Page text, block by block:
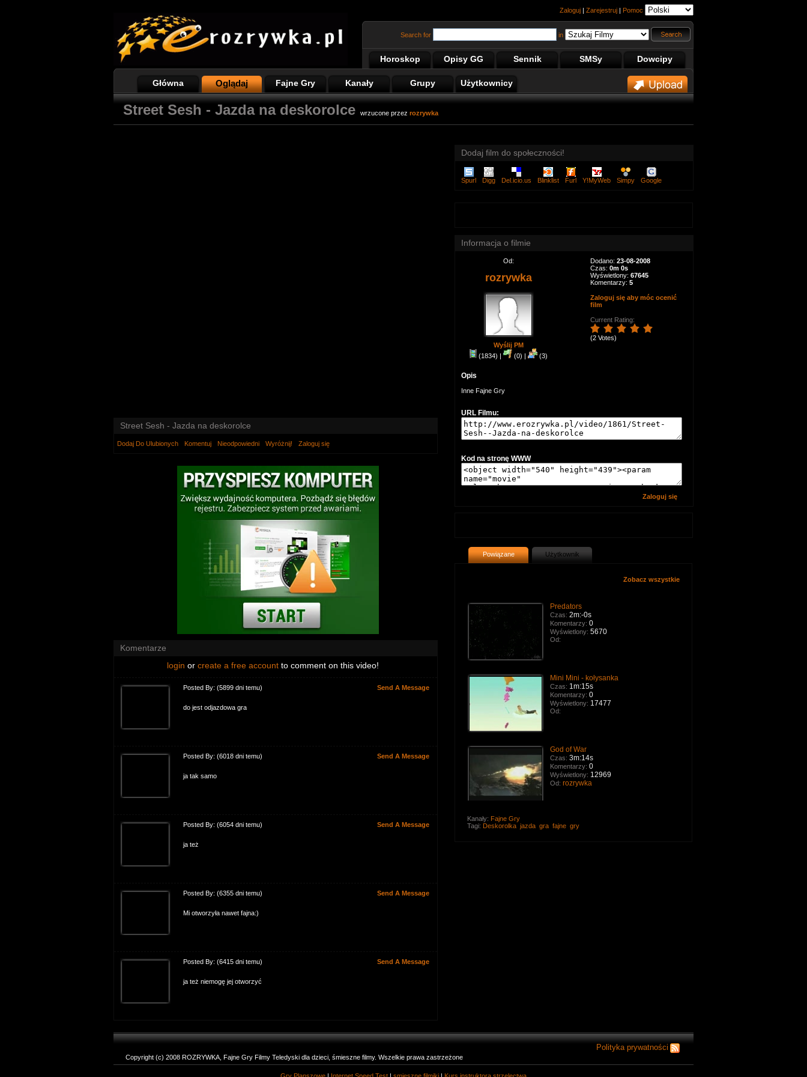
Zaloguj | Zarejestruj | Pomoc
Search for in
Horoskop Opisy GG Sennik SMSy Dowcipy
Główna Oglądaj Fajne Gry Kanały Grupy Użytkownicy
Street Sesh - Jazda na deskorolce wrzucone przez rozrywka
Street Sesh - Jazda na deskorolce
Dodaj Do Ulubionych Komentuj Nieodpowiedni Wyróżnij! Zaloguj się
Komentarze
login or create a free accountto comment on this video!
Posted By: (5899 dni temu) Send A Message
do jest odjazdowa gra
Posted By: (6018 dni temu) Send A Message
ja tak samo
Posted By: (6054 dni temu) Send A Message
ja też
Posted By: (6355 dni temu) Send A Message
Mi otworzyła nawet fajna:)
Posted By: (6415 dni temu) Send A Message
ja też niemogę jej otworzyć
Dodaj film do społeczności!
Spurl Digg Del.icio.us Blinklist Furl Y!MyWeb Simpy Google
Informacja o filmie
Od:
rozrywka
Wyślij PM
(1834) |
(0) | (3)
Dodano: 23-08-2008
Czas: 0m 0s
Wyświetlony: 67645
Komentarzy: 5
Zaloguj się aby móc ocenić
film
Current Rating:
(2 Votes)
Opis
Inne Fajne Gry
URL Filmu:
Kod na stronę WWW
Zaloguj się
Powiązane Użytkownik
Zobacz wszystkie
Predators
Czas: 2m:-0s
Komentarzy: 0
Wyświetlony: 5670
Od:
Mini Mini - kołysanka
Czas: 1m:15s
Komentarzy: 0
Wyświetlony: 17477
Od:
God of War
Czas: 3m:14s
Komentarzy: 0
Wyświetlony: 12969
Od: rozrywka
Czas: 1m:24s
Pub Darts
Kanały: Fajne Gry
Tagi: Deskorolka jazda gra fajne gry
Polityka prywatności
Copyright (c) 2008 ROZRYWKA, Fajne Gry Filmy Teledyski dla dzieci, śmieszne filmy. Wszelkie prawa zastrzeżone